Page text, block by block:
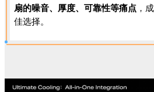
扇的噪音、厚度、可靠性等痛点 ，
佳选择。